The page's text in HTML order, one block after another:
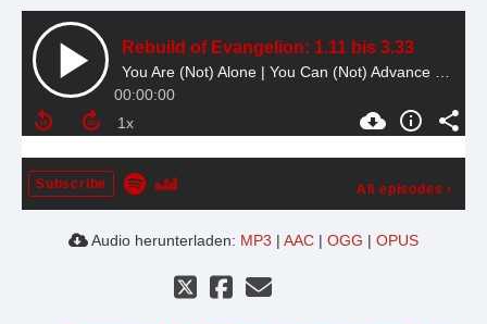
Rebuild of Evangelion: 1.11 bis 3.33
00:00:00
Subscribe All episodes ›
Audio herunterladen: MP3 | AAC | OGG | OPUS